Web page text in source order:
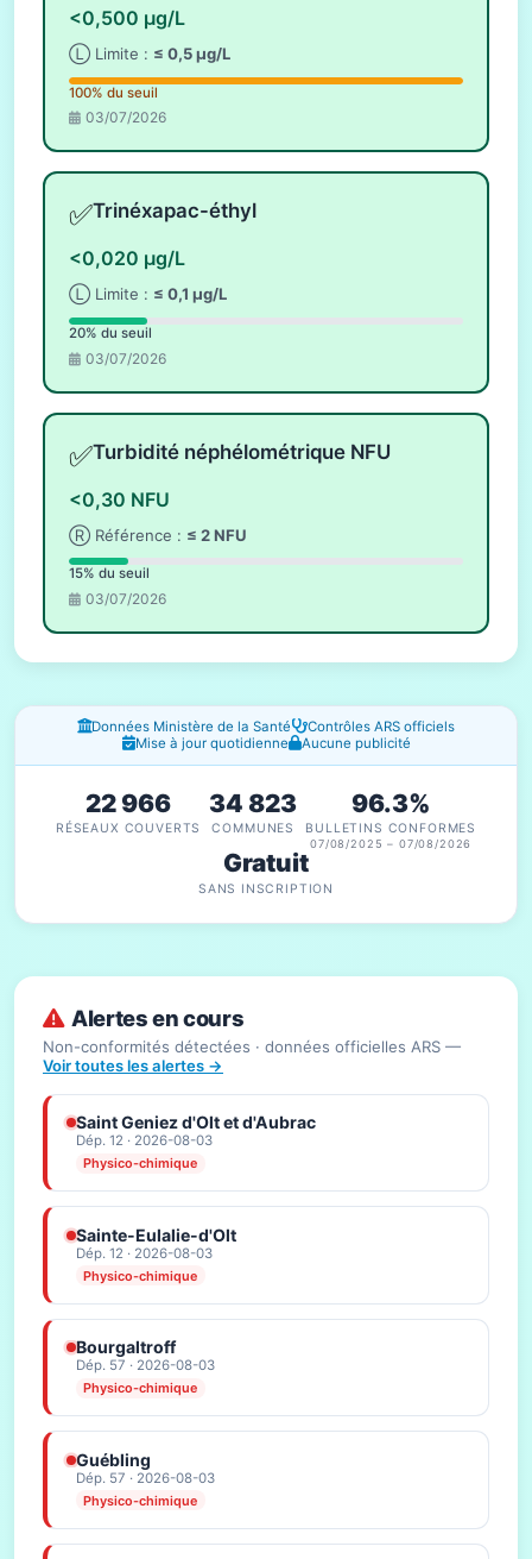
<0,500 µg/L
Ⓛ Limite : ≤ 0,5 µg/L
100% du seuil
03/07/2026
✅Trinéxapac-éthyl
<0,020 µg/L
Ⓛ Limite : ≤ 0,1 µg/L
20% du seuil
03/07/2026
✅Turbidité néphélométrique NFU
<0,30 NFU
Ⓡ Référence : ≤ 2 NFU
15% du seuil
03/07/2026
Fenêtres d'information
Données Ministère de la Santé
Contrôles ARS officiels
Mise à jour quotidienne
Aucune publicité
22 966
RÉSEAUX COUVERTS
34 823
COMMUNES
96.3%
BULLETINS CONFORMES
07/08/2025 – 07/08/2026
Gratuit
SANS INSCRIPTION
Alertes en cours
Non-conformités détectées · données officielles ARS —
Voir toutes les alertes →
Saint Geniez d'Olt et d'Aubrac
Dép. 12 · 2026-08-03
Physico-chimique
Sainte-Eulalie-d'Olt
Dép. 12 · 2026-08-03
Physico-chimique
Bourgaltroff
Dép. 57 · 2026-08-03
Physico-chimique
Guébling
Dép. 57 · 2026-08-03
Physico-chimique